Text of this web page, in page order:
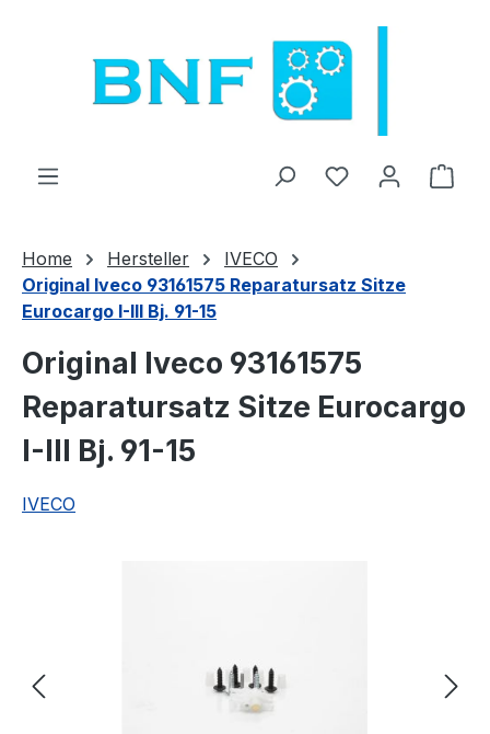
Du hast 0
Home Hersteller
IVECO
Original Iveco 93161575 Reparatursatz Sitze
Eurocargo I-III Bj. 91-15
Original Iveco 93161575
Reparatursatz Sitze Eurocargo
I-III Bj. 91-15
IVECO